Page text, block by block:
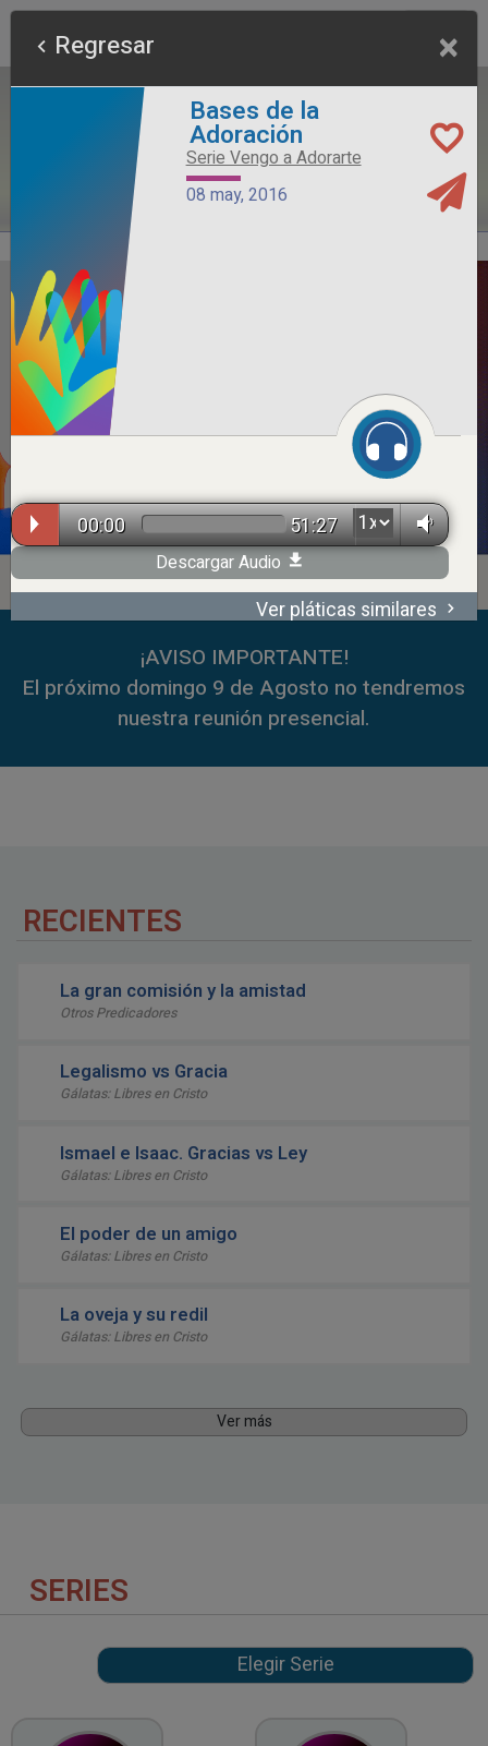
59:35
¡AVISO IMPORTANTE!
El próximo domingo 9 de Agosto no tendremos
nuestra reunión presencial.
RECIENTES
La gran comisión y la amistad
Otros Predicadores
Legalismo vs Gracia
Gálatas: Libres en Cristo
Ismael e Isaac. Gracias vs Ley
Gálatas: Libres en Cristo
El poder de un amigo
Gálatas: Libres en Cristo
La oveja y su redil
Gálatas: Libres en Cristo
Ver más
SERIES
Regresar ×
Bases de la
Adoración
Serie Vengo a Adorarte
08 may, 2016
00:00 51:27
Descargar Audio
Ver pláticas similares